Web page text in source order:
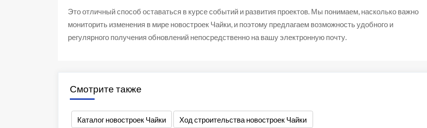
Это отличный способ оставаться в курсе событий и развития проектов. Мы понимаем, насколько важно
мониторить изменения в мире новостроек Чайки, и поэтому предлагаем возможность удобного и
регулярного получения обновлений непосредственно на вашу электронную почту.
Смотрите также
Каталог новостроек Чайки Ход строительства новостроек Чайки